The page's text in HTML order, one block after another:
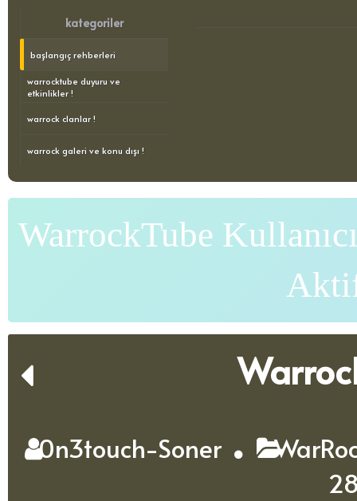
kategoriler
başlangıç rehberleri
warrocktube duyuru ve
etkinlikler !
warrock clanlar !
warrock galeri ve konu dışı !
WarrockTube
0n3touch-Soner